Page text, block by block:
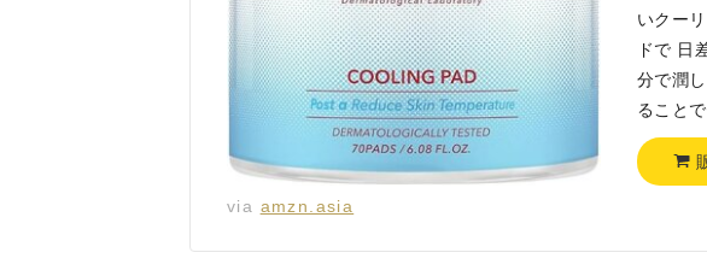
via amzn.asia
いクー
ドで 日
分で潤
ること